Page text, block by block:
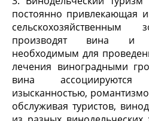
постоянно привлекающая
производят вина и
необходимым для
лечения виноградными
вина
изысканностью,
обслуживая туристов,